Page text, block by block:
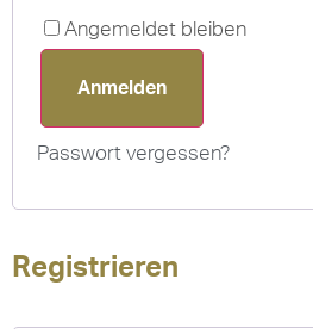
Angemeldet bleiben
Anmelden
Passwort vergessen?
Registrieren